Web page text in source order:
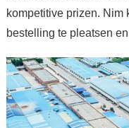
kompetitive prizen. Nim
bestelling te pleatsen